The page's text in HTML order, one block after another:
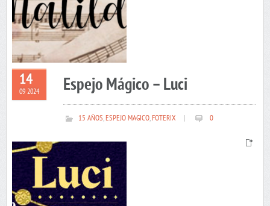
14
09 2024 Espejo Mágico – Luci
15 AÑOS,ESPEJO MAGICO,FOTERIX 0